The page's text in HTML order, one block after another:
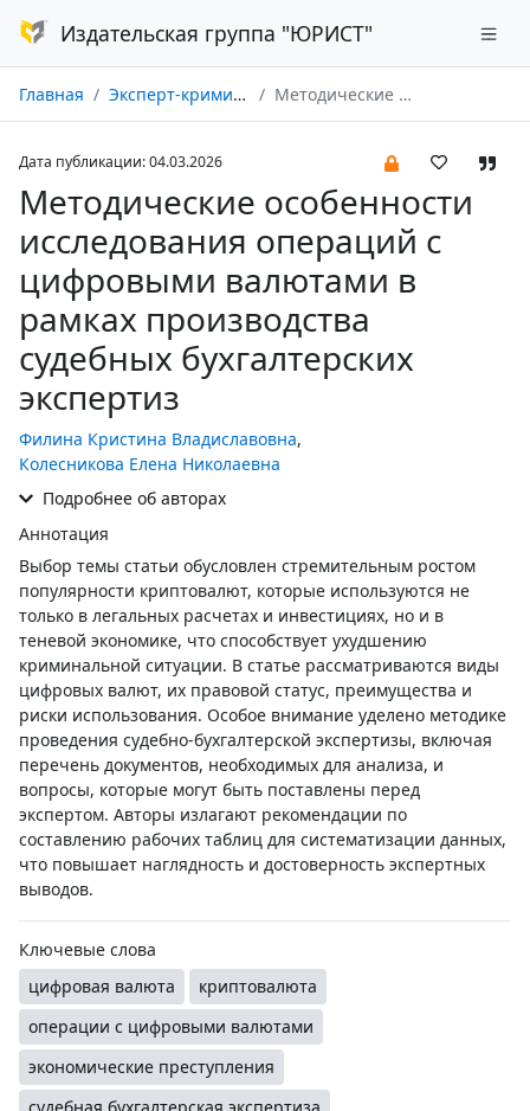
Издательская группа "ЮРИСТ"
Главная Эксперт-криминалист № 01/2026 Методические особенности исследования операций с цифровыми валютами в рамках производства судебных бухгалтерских экспертиз
Дата публикации: 04.03.2026
Методические особенности
исследования операций с
цифровыми валютами в
рамках производства
судебных бухгалтерских
экспертиз
Филина Кристина Владиславовна,
Колесникова Елена Николаевна
Подробнее об авторах
Аннотация
Выбор темы статьи обусловлен стремительным ростом
популярности криптовалют, которые используются не
только в легальных расчетах и инвестициях, но и в
теневой экономике, что способствует ухудшению
криминальной ситуации. В статье рассматриваются виды
цифровых валют, их правовой статус, преимущества и
риски использования. Особое внимание уделено методике
проведения судебно-бухгалтерской экспертизы, включая
перечень документов, необходимых для анализа, и
вопросы, которые могут быть поставлены перед
экспертом. Авторы излагают рекомендации по
составлению рабочих таблиц для систематизации данных,
что повышает наглядность и достоверность экспертных
выводов.
Ключевые слова
цифровая валюта
криптовалюта
операции с цифровыми валютами
экономические преступления